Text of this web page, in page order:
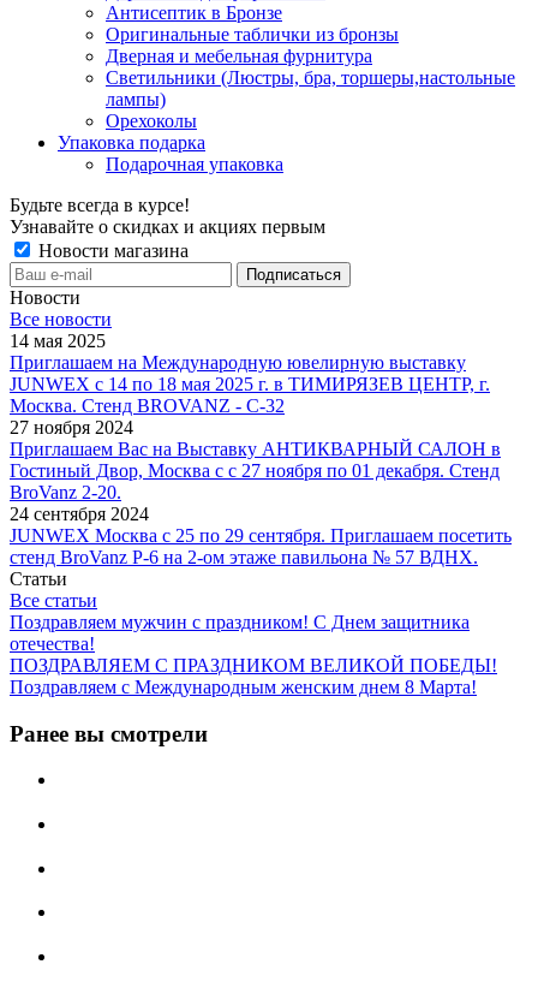
Антисептик в Бронзе
Оригинальные таблички из бронзы
Дверная и мебельная фурнитура
Светильники (Люстры, бра, торшеры,настольные
лампы)
Орехоколы
Упаковка подарка
Подарочная упаковка
Будьте всегда в курсе!
Узнавайте о скидках и акциях первым
Новости магазина
Новости
Все новости
14 мая 2025
Приглашаем на Международную ювелирную выставку
JUNWEX с 14 по 18 мая 2025 г. в ТИМИРЯЗЕВ ЦЕНТР, г.
Москва. Стенд BROVANZ - С-32
27 ноября 2024
Приглашаем Вас на Выставку АНТИКВАРНЫЙ САЛОН в
Гостиный Двор, Москва с с 27 ноября по 01 декабря. Стенд
BroVanz 2-20.
24 сентября 2024
JUNWEX Москва с 25 по 29 сентября. Приглашаем посетить
стенд BroVanz Р-6 на 2-ом этаже павильона № 57 ВДНХ.
Статьи
Все статьи
Поздравляем мужчин с праздником! С Днем защитника
отечества!
ПОЗДРАВЛЯЕМ С ПРАЗДНИКОМ ВЕЛИКОЙ ПОБЕДЫ!
Поздравляем с Международным женским днем 8 Марта!
Ранее вы смотрели